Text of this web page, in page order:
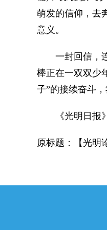
萌发的信仰，去
意义。
一封回信，连
棒正在一双双少
子”的接续奋斗
《光明日报》
原标题：【光明